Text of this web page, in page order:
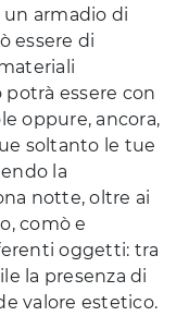
armadio di
essere di
potrà essere con
oppure, ancora,
soltanto le tue
la
notte, oltre ai
comò e
oggetti: tra
la presenza di
valore estetico.